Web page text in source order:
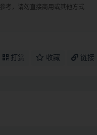
考，请勿直接商用或其他方式
打赏 收藏 链接